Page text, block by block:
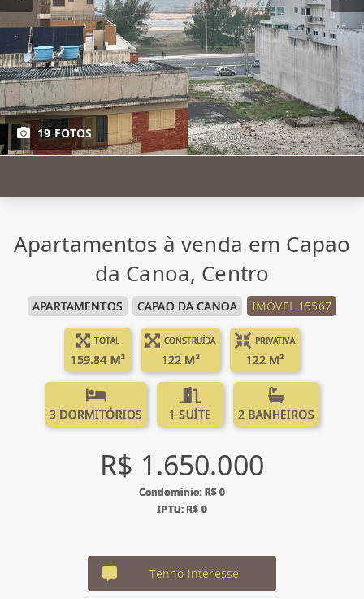
19 FOTOS
Apartamentos à venda em Capao
da Canoa, Centro
APARTAMENTOS CAPAO DA CANOA IMÓVEL 15567
TOTAL
159.84 M²
CONSTRUÍDA
122 M²
PRIVATIVA
122 M²
3 DORMITÓRIOS 1 SUÍTE 2 BANHEIROS
R$ 1.650.000
Condomínio: R$ 0
IPTU: R$ 0
Tenho interesse